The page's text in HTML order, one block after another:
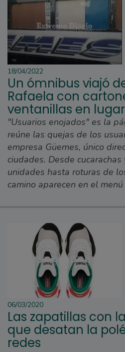
18/04/2022
Un ómnibus viajó
Rafaela con
ventanillas en
"Usuarios enojados" es la
reúne las quejas de los
empresa Güemes, único
ciudades. Desde
unidades hasta roturas de
camino aparecen en el
06/03/2020
Las zapatillas con
que desatan la
redes